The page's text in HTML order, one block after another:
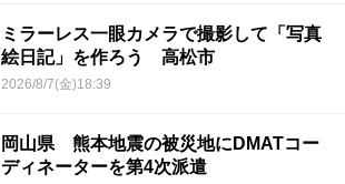
ミラーレス一眼カメラで撮影して「写真
絵日記」を作ろう 高松市
2026/8/7(金)18:39
岡山県 熊本地震の被災地にDMATコー
ディネーターを第4次派遣